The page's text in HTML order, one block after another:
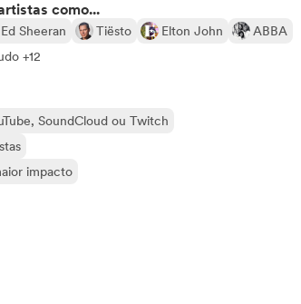
como...
Ed Sheeran Tiësto Elton John
ABBA
+12
SoundCloud ou Twitch
impacto